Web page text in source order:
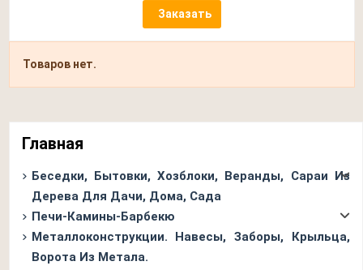
Заказать
Товаров нет.
Главная
Беседки, Бытовки, Хозблоки, Веранды, Сараи Из
Дерева Для Дачи, Дома, Сада
Печи-Камины-Барбекю
Металлоконструкции. Навесы, Заборы, Крыльца,
Ворота Из Метала.